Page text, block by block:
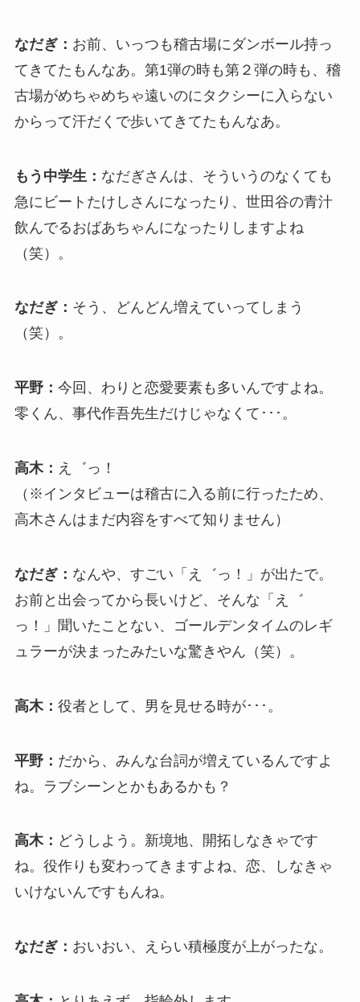
なだぎ： お前、いっつも稽古場にダンボール持っ
てきてたもんなあ。第1弾の時も第２弾の時も、稽
古場がめちゃめちゃ遠いのにタクシーに入らない
からって汗だくで歩いてきてたもんなあ。
もう中学生： なだぎさんは、そういうのなくても
急にビートたけしさんになったり、世田谷の青汁
飲んでるおばあちゃんになったりしますよね
（笑）。
なだぎ： そう、どんどん増えていってしまう
（笑）。
平野： 今回、わりと恋愛要素も多いんですよね。
零くん、事代作吾先生だけじゃなくて･･･。
高木： え゛っ！
（※インタビューは稽古に入る前に行ったため、
高木さんはまだ内容をすべて知りません）
なだぎ： なんや、すごい「え゛っ！」が出たで。
お前と出会ってから長いけど、そんな「え゛
っ！」聞いたことない、ゴールデンタイムのレギ
ュラーが決まったみたいな驚きやん（笑）。
高木： 役者として、男を見せる時が･･･。
平野： だから、みんな台詞が増えているんですよ
ね。ラブシーンとかもあるかも？
高木： どうしよう。新境地、開拓しなきゃです
ね。役作りも変わってきますよね、恋、しなきゃ
いけないんですもんね。
なだぎ： おいおい、えらい積極度が上がったな。